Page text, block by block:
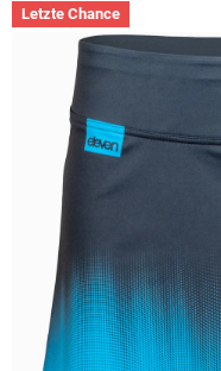
Letzte Chance